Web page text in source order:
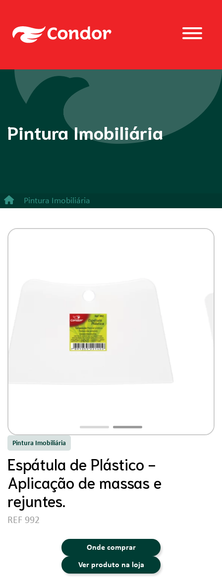
Pintura Imobiliária
Pintura Imobiliária
Pintura Imobiliária
Espátula de Plástico -
Aplicação de massas e
rejuntes.
REF 992
Onde comprar
Ver produto na loja